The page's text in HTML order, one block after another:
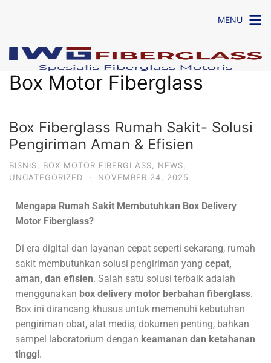
MENU
Box Motor Fiberglass
Box Fiberglass Rumah Sakit- Solusi
Pengiriman Aman & Efisien
BISNIS BOX MOTOR FIBERGLASS NEWS
UNCATEGORIZED
· NOVEMBER 24, 2025
Mengapa Rumah Sakit Membutuhkan Box Delivery
Motor Fiberglass?
Di era digital dan layanan cepat seperti sekarang, rumah
sakit membutuhkan solusi pengiriman yang cepat,
aman, dan efisien. Salah satu solusi terbaik adalah
menggunakan box delivery motor berbahan fiberglass.
Box ini dirancang khusus untuk memenuhi kebutuhan
pengiriman obat, alat medis, dokumen penting, bahkan
sampel laboratorium dengan keamanan dan ketahanan
tinggi.